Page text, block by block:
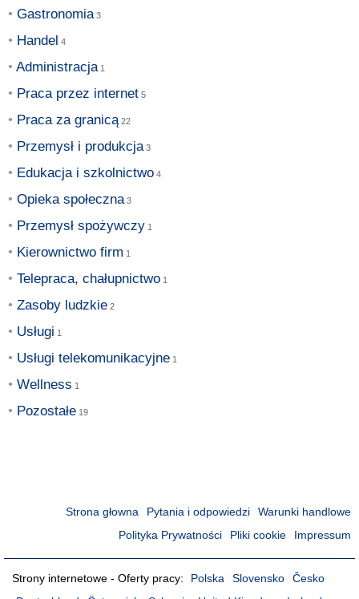
Gastronomia
Handel
Administracja
Praca przez internet
Praca za granicą
Przemysł i produkcja
Edukacja i szkolnictwo
Opieka społeczna
Przemysł spożywczy
Kierownictwo firm
Telepraca, chałupnictwo
Zasoby ludzkie
Usługi
Usługi telekomunikacyjne
Wellness
Pozostałe
Strona głowna Pytania i odpowiedzi
Warunki handlowe
Polityka Prywatności
Pliki cookie Impressum
Strony internetowe - Oferty pracy: Polska Slovensko
Česko